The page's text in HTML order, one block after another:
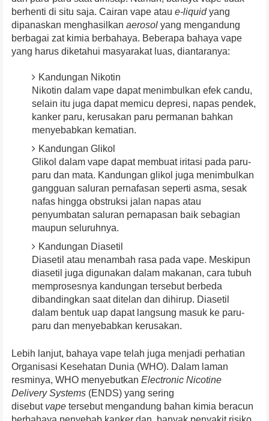
berhenti di situ saja. Cairan vape atau e-liquid yang
dipanaskan menghasilkan aerosol yang mengandung
berbagai zat kimia berbahaya. Beberapa bahaya vape
yang harus diketahui masyarakat luas, diantaranya:
Kandungan Nikotin
Nikotin dalam vape dapat menimbulkan efek candu,
selain itu juga dapat memicu depresi, napas pendek,
kanker paru, kerusakan paru permanan bahkan
menyebabkan kematian.
Kandungan Glikol
Glikol dalam vape dapat membuat iritasi pada paru-
paru dan mata. Kandungan glikol juga menimbulkan
gangguan saluran pernafasan seperti asma, sesak
nafas hingga obstruksi jalan napas atau
penyumbatan saluran pernapasan baik sebagian
maupun seluruhnya.
Kandungan Diasetil
Diasetil atau menambah rasa pada vape. Meskipun
diasetil juga digunakan dalam makanan, cara tubuh
memprosesnya kandungan tersebut berbeda
dibandingkan saat ditelan dan dihirup. Diasetil
dalam bentuk uap dapat langsung masuk ke paru-
paru dan menyebabkan kerusakan.
Lebih lanjut, bahaya vape telah juga menjadi perhatian
Organisasi Kesehatan Dunia (WHO). Dalam laman
resminya, WHO menyebutkan Electronic Nicotine
Delivery Systems (ENDS) yang sering
disebut vape tersebut mengandung bahan kimia beracun